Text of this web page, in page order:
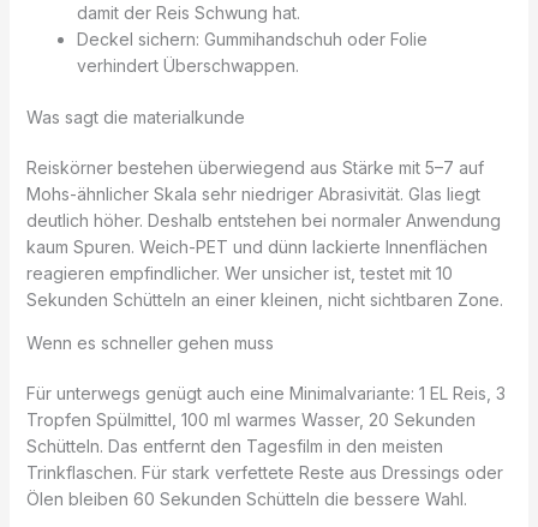
damit der Reis Schwung hat.
Deckel sichern: Gummihandschuh oder Folie
verhindert Überschwappen.
Was sagt die materialkunde
Reiskörner bestehen überwiegend aus Stärke mit 5–7 auf
Mohs-ähnlicher Skala sehr niedriger Abrasivität. Glas liegt
deutlich höher. Deshalb entstehen bei normaler Anwendung
kaum Spuren. Weich-PET und dünn lackierte Innenflächen
reagieren empfindlicher. Wer unsicher ist, testet mit 10
Sekunden Schütteln an einer kleinen, nicht sichtbaren Zone.
Wenn es schneller gehen muss
Für unterwegs genügt auch eine Minimalvariante: 1 EL Reis, 3
Tropfen Spülmittel, 100 ml warmes Wasser, 20 Sekunden
Schütteln. Das entfernt den Tagesfilm in den meisten
Trinkflaschen. Für stark verfettete Reste aus Dressings oder
Ölen bleiben 60 Sekunden Schütteln die bessere Wahl.